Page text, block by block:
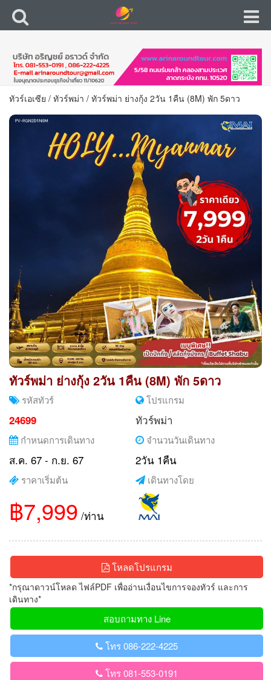
ทัวร์เอเซีย / ทัวร์พม่า / ทัวร์พม่า ย่างกุ้ง 2วัน 1คืน (8M) พัก 5ดาว
ทัวร์พม่า ย่างกุ้ง 2วัน 1คืน (8M) พัก 5ดาว
รหัสทัวร์
24699
โปรแกรม
ทัวร์พม่า
กำหนดการเดินทาง
ส.ค. 67 - ก.ย. 67
จำนวนวันเดินทาง
2วัน 1คืน
ราคาเริ่มต้น
฿7,999 /ท่าน
เดินทางโดย
โหลดโปรแกรม
*กรุณาดาวน์โหลด ไฟล์PDF เพื่ออ่านเงื่อนไขการจองทัวร์ และการ
เดินทาง*
สอบถามทาง Line
โทร 086-222-4225
โทร 081-553-0191